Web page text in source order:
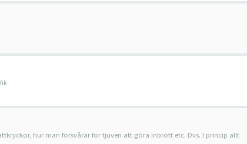
hur man försvårar för tjuven att göra inbrott etc. Dvs. I princip allt